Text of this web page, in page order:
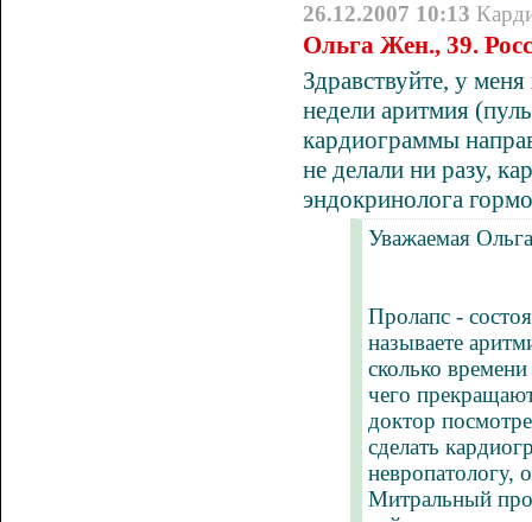
26.12.2007 10:13
Ольга Жен., 39.
Здравствуйте, у
недели аритмия
кардиограммы
не делали ни разу,
эндокринолога
Уважаемая
Пролапс -
называете
сколько
чего
доктор
сделать
невропатологу,
Митральный